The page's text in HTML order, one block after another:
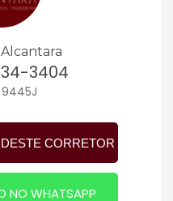
3404
CORRETOR
NO WHATSAPP